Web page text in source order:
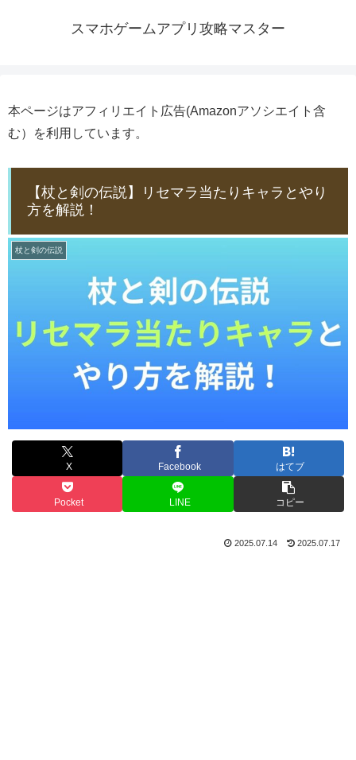
スマホゲームアプリ攻略マスター
本ページはアフィリエイト広告(Amazonアソシエイト含
む）を利用しています。
【杖と剣の伝説】リセマラ当たりキャラとやり
方を解説！
杖と剣の伝説
X Facebook はてブ
Pocket LINE コピー
2025.07.14 2025.07.17